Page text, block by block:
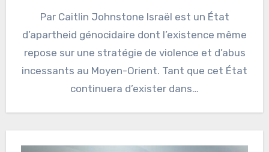
Par Caitlin Johnstone Israël est un État
d’apartheid génocidaire dont l’existence même
repose sur une stratégie de violence et d’abus
incessants au Moyen-Orient. Tant que cet État
continuera d’exister dans…